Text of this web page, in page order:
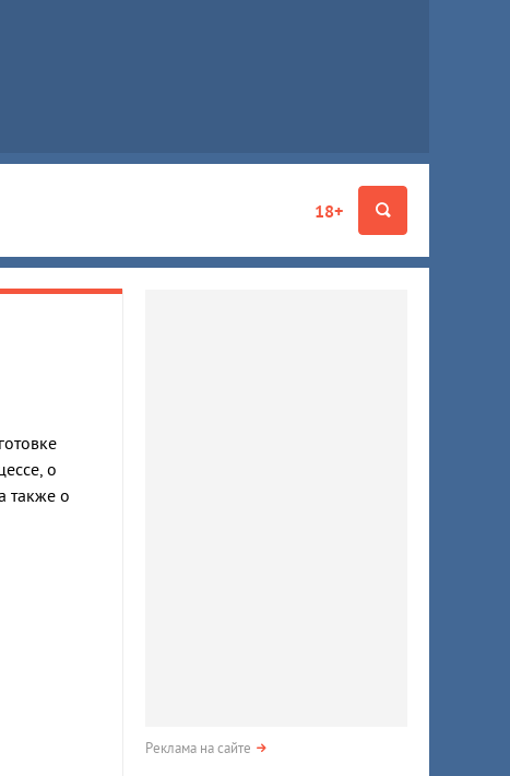
18+
о
также о
Реклама на сайте